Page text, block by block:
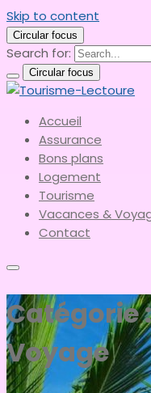
Skip to content
Circular focus
Search for:
Circular focus
Tourisme-
le meilleur du tourisme
Accueil
Assurance
Bons plans
Logement
Tourisme
Vacances &
Contact
Catégorie
Voyage